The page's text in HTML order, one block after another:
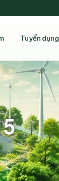
Tuyển dụng